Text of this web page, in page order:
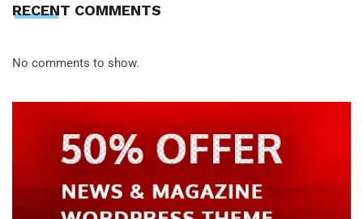
RECENT COMMENTS
No comments to show.